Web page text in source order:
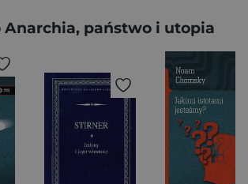
Anarchia, państwo i utopia